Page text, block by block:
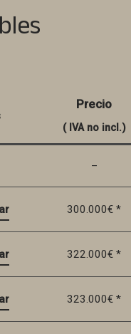
Precio
( IVA no incl.)
–
300.000€ *
322.000€ *
323.000€ *